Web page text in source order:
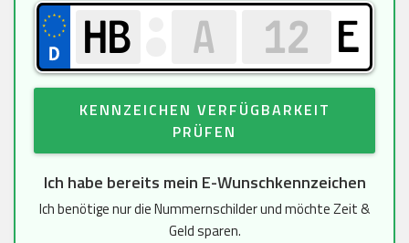
E
KENNZEICHEN VERFÜGBARKEIT
PRÜFEN
Ich habe bereits mein E-Wunschkennzeichen
Ich benötige nur die Nummernschilder und möchte Zeit &
Geld sparen.